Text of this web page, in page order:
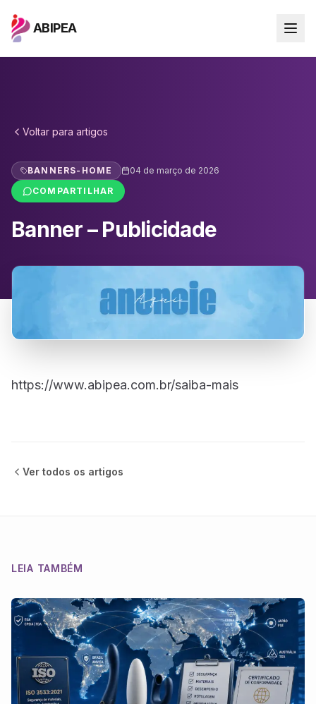
ABIPEA
Voltar para artigos
BANNERS-HOME
04 de março de 2026
COMPARTILHAR
Banner – Publicidade
https://www.abipea.com.br/saiba-mais
Ver todos os artigos
LEIA TAMBÉM